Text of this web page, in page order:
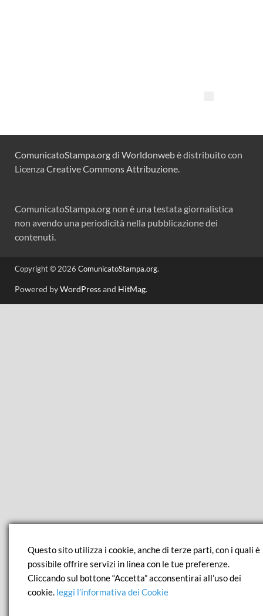
ComunicatoStampa.org di Worldonwebè distribuito con
Licenza Creative Commons Attribuzione.
ComunicatoStampa.org non è una testata giornalistica
non avendo una periodicità nella pubblicazione dei
contenuti.
Copyright © 2026 ComunicatoStampa.org.
Powered byWordPressand HitMag.
Questo sito utilizza i cookie, anche di terze parti, con i quali è
possibile offrire servizi in linea con le tue preferenze.
Cliccando sul bottone “Accetta” acconsentirai all’uso dei
cookie. leggi l’informativa dei Cookie